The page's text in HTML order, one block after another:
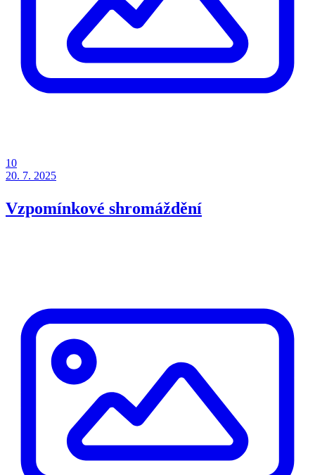
10
20. 7. 2025
Vzpomínkové shromáždění